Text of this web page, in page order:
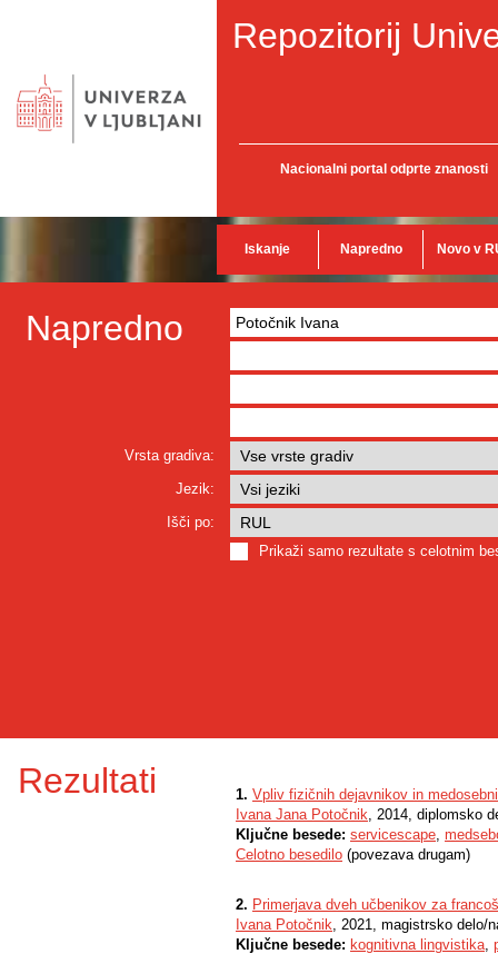
Repozitorij
Nacionalni portal odprte znanosti
Iskanje Napredno Novo v
Napredno
Vrsta gradiva:
Jezik:
Išči po:
Prikaži samo rezultate s celotnim
Rezultati 1. Vpliv fizičnih dejavnikov in
Ivana Jana Potočnik, 2014, diplomsko
Ključne besede: servicescape,
Celotno besedilo (povezava drugam)
2. Primerjava dveh učbenikov za
Ivana Potočnik, 2021, magistrsko delo/
Ključne besede: kognitivna lingvistika,